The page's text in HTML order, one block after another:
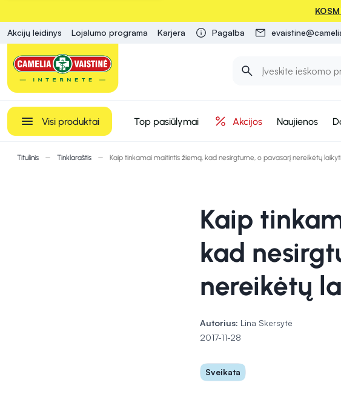
Akcijų leidinys Lojalumo programa Karjera Pagalba
Visi produktai Top pasiūlymai Akcijos Naujienos
Titulinis Tinklaraštis Kaip tinkamai maitintis žiemą, kad nesirgtume, o pavasarį nereikėtų
Kaip
kad
nereikėtų
Autorius: Lina Skersytė
2017-11-28
Sveikata